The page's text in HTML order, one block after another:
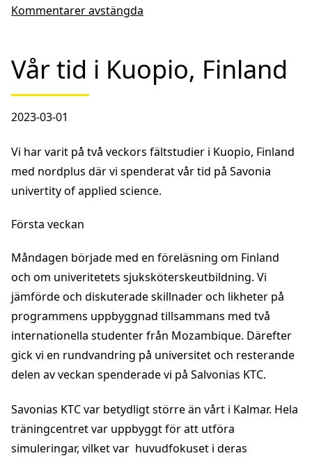
Kommentarer avstängda
Vår tid i Kuopio, Finland
2023-03-01
Vi har varit på två veckors fältstudier i Kuopio, Finland
med nordplus där vi spenderat vår tid på Savonia
univertity of applied science.
Första veckan
Måndagen började med en föreläsning om Finland
och om univeritetets sjuksköterskeutbildning. Vi
jämförde och diskuterade skillnader och likheter på
programmens uppbyggnad tillsammans med två
internationella studenter från Mozambique. Därefter
gick vi en rundvandring på universitet och resterande
delen av veckan spenderade vi på Salvonias KTC.
Savonias KTC var betydligt större än vårt i Kalmar. Hela
träningcentret var uppbyggt för att utföra
simuleringar, vilket var huvudfokuset i deras